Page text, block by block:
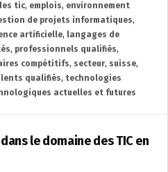
tic, emplois, environnement
de projets informatiques,
artificielle, langages de
, professionnels qualifiés,
compétitifs, secteur, suisse,
qualifiés, technologies
actuelles et futures
le domaine des TIC en